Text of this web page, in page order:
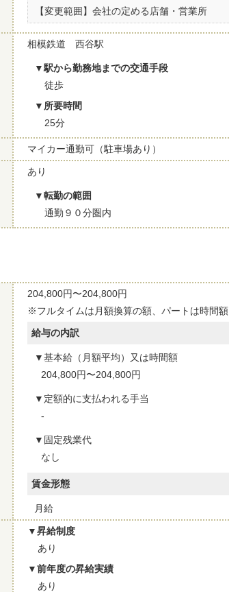
【変更範囲】会社の定める店舗・営業所
相模鉄道 西谷駅
駅から勤務地までの交通手段
徒歩
所要時間
25分
マイカー通勤可（駐車場あり）
あり
転勤の範囲
通勤９０分圏内
204,800円〜204,800円
※フルタイムは月額換算の額、パートは時間額
給与の内訳
基本給（月額平均）又は時間額
204,800円〜204,800円
定額的に支払われる手当
-
固定残業代
なし
賃金形態
月給
昇給制度
あり
前年度の昇給実績
あり